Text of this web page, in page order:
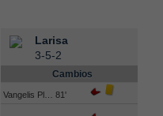
Larisa
3-5-2
Cambios
Vangelis Pl… 81'